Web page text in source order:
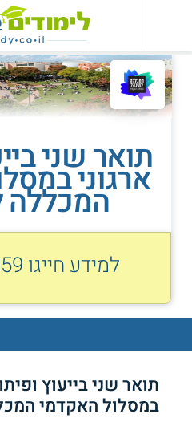
תואר שני
ארגוני
המכללה
למידע חייגו
במסלול האקדמי